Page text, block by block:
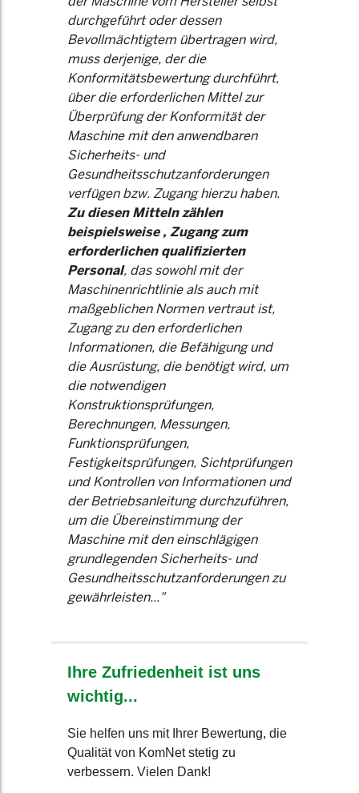
durchgeführt oder dessen
Bevollmächtigtem übertragen wird,
muss derjenige, der die
Konformitätsbewertung durchführt,
über die erforderlichen Mittel zur
Überprüfung der Konformität der
Maschine mit den anwendbaren
Sicherheits- und
Gesundheitsschutzanforderungen
verfügen bzw. Zugang hierzu haben.
Zu diesen Mitteln zählen
beispielsweise , Zugang zum
erforderlichen qualifizierten
Personal, das sowohl mit der
Maschinenrichtlinie als auch mit
maßgeblichen Normen vertraut ist,
Zugang zu den erforderlichen
Informationen, die Befähigung und
die Ausrüstung, die benötigt wird, um
die notwendigen
Konstruktionsprüfungen,
Berechnungen, Messungen,
Funktionsprüfungen,
Festigkeitsprüfungen, Sichtprüfungen
und Kontrollen von Informationen und
der Betriebsanleitung durchzuführen,
um die Übereinstimmung der
Maschine mit den einschlägigen
grundlegenden Sicherheits- und
Gesundheitsschutzanforderungen zu
gewährleisten..."